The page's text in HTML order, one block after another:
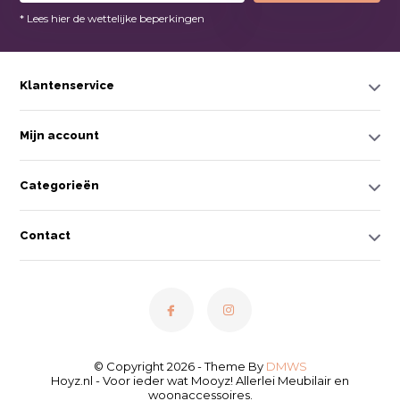
* Lees hier de wettelijke beperkingen
Klantenservice
Mijn account
Categorieën
Contact
© Copyright 2026 - Theme By DMWS
Hoyz.nl - Voor ieder wat Mooyz! Allerlei Meubilair en
woonaccessoires.